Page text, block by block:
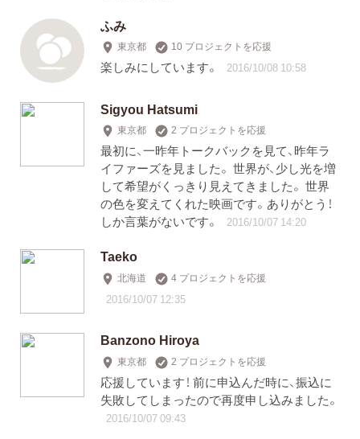
ふみ
東京都 10 プロジェクトを応援
楽しみにしています。 2016/10/08 10:58
Sigyou Hatsumi
東京都 2 プロジェクトを応援
最初に、一昨年トークバックを見て、昨年ラ
イファーズを見ました。 世界が、少し光を増
して希望がくっきり見えてきました。 世界
の色を変えてくれた映画です。ありがとう！
しか言葉がないです。
2016/10/07 14:20
Taeko
北海道 4 プロジェクトを応援
2016/10/07 12:35
Banzono Hiroya
東京都 2 プロジェクトを応援
応援しています！ 前に申込んだ時に、振込に
失敗してしまったので再度申し込みました。
2016/10/07 09:43